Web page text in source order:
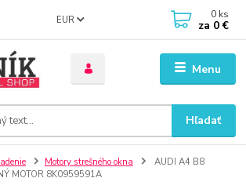
Menu
EUR
Hľadať
0 ks
za 0 €
Motory strešného okna
AUDI A4 B8
MOTOR 8K0959591A